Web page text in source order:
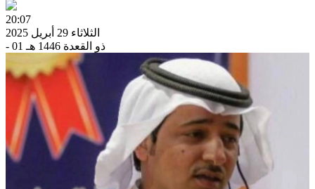
20:07
الثلاثاء 29 أبريل 2025
- 01 ذو القعدة 1446 هـ